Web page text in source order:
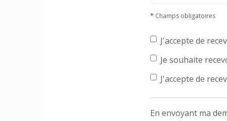
* Champs obligatoires
J'accepte de
Je souhaite
J'accepte de
En envoyant ma